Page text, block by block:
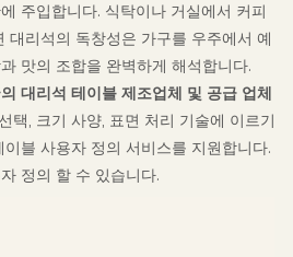
주입합니다. 식탁이나 거실에서 커피
대리석의 독창성은 가구를 우주에서 예
맛의 조합을 완벽하게 해석합니다.
대리석 테이블 제조업체 및 공급 업체
택, 크기 사양, 표면 처리 기술에 이르기
블 사용자 정의 서비스를 지원합니다.
정의 할 수 있습니다.